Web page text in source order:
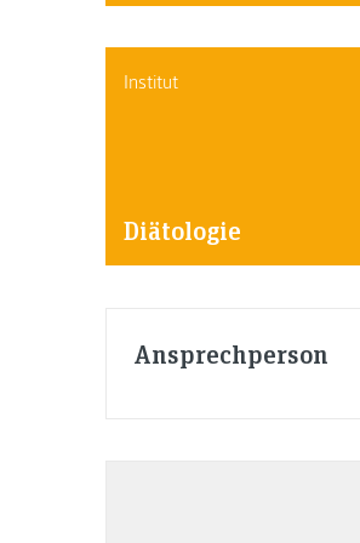
Institut
Diätologie
Ansprechperson